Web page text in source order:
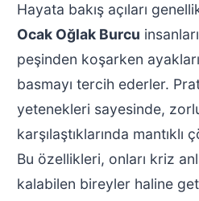
Hayata bakış açıları
Ocak Oğlak Burcu
peşinden koşarken
basmayı tercih ederler.
yetenekleri sayesinde,
karşılaştıklarında
Bu özellikleri, onları kriz
kalabilen bireyler haline